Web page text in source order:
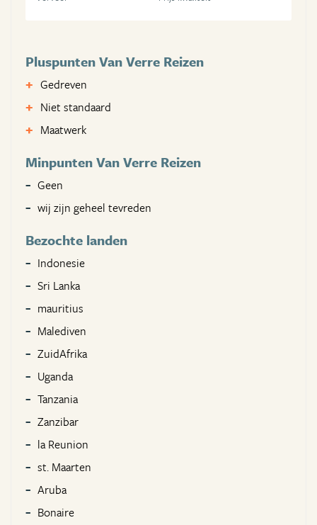
Pluspunten Van Verre Reizen
Gedreven
Niet standaard
Maatwerk
Minpunten Van Verre Reizen
Geen
wij zijn geheel tevreden
Bezochte landen
Indonesie
Sri Lanka
mauritius
Malediven
ZuidAfrika
Uganda
Tanzania
Zanzibar
la Reunion
st. Maarten
Aruba
Bonaire